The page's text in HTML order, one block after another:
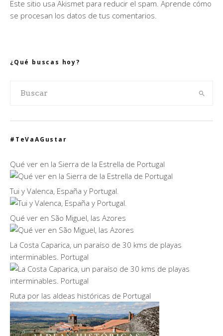
Este sitio usa Akismet para reducir el spam. Aprende cómo
se procesan los datos de tus comentarios.
¿Qué buscas hoy?
#TeVaAGustar
Qué ver en la Sierra de la Estrella de Portugal
Tui y Valenca, España y Portugal.
Qué ver en São Miguel, las Azores
La Costa Caparica, un paraíso de 30 kms de playas
interminables. Portugal
Ruta por las aldeas históricas de Portugal